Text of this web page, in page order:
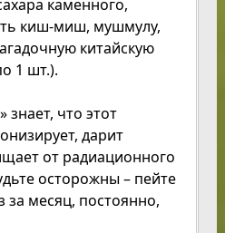
каменного,
киш-миш, мушмулу,
китайскую
1 шт.).
» знает, что этот
дарит
от радиационного
осторожны – пейте
за месяц, постоянно,